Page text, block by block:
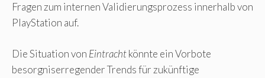
Fragen zum internen Validierungsprozess innerhalb von
PlayStation auf.
Die Situation von Eintrachtkönnte ein Vorbote
besorgniserregender Trends für zukünftige